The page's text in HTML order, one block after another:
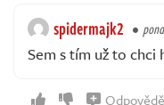
spidermajk2
Sem s tím už to